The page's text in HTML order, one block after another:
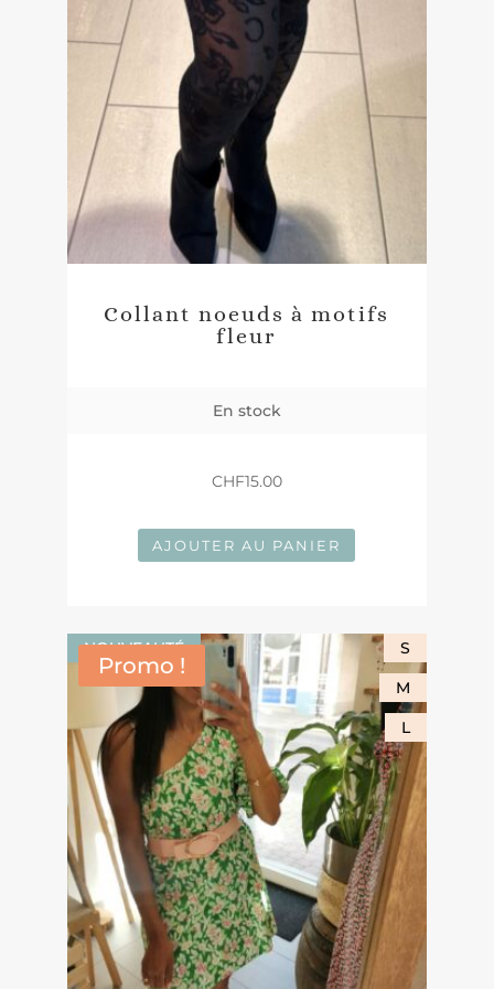
Collant noeuds à motifs
fleur
En stock
CHF15.00
AJOUTER AU PANIER
Promo !
S
M
L
NOUVEAUTÉ